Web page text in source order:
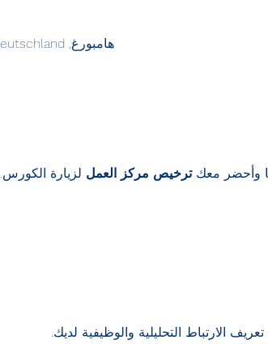
هامبورغ, Michaelispassage 1, 20459 Hamburg, Deutschland
وأحضر معك ترخيص مركز العمل لزيارة الكورس.